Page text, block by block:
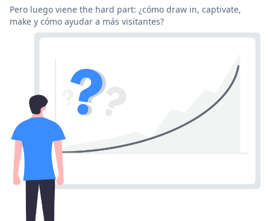
Pero luego viene the hard part: ¿cómo draw in, captivate,
make y cómo ayudar a más visitantes?